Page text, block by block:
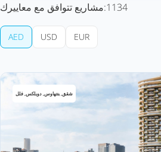
1134مشاريع تتوافق مع معاييرك:
AED USD EUR
شقق, بنتهاوس, دوبلكس, فلل